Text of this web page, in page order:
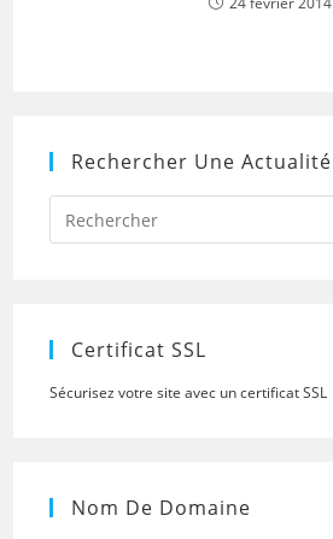
Rechercher Une Actualité
Certificat SSL
Sécurisez votre site avec un certificat SSL
Nom De Domaine